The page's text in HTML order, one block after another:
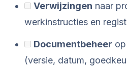
Verwijzingen naar
werkinstructies en
Documentbeheer
(versie, datum,